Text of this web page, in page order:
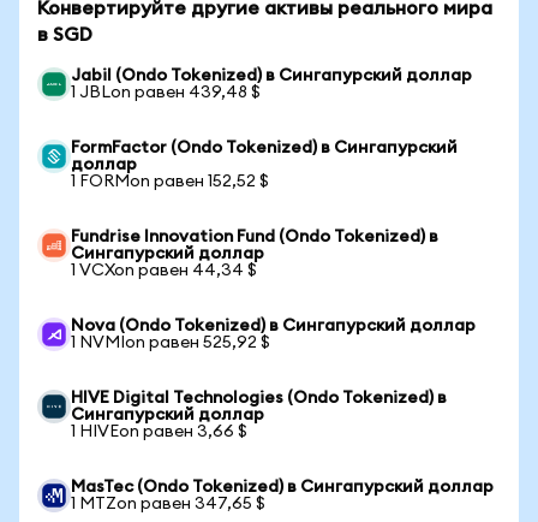
Конвертируйте другие активы реального мира
в SGD
Jabil (Ondo Tokenized) в Сингапурский доллар
1 JBLon равен 439,48 $
FormFactor (Ondo Tokenized) в Сингапурский
доллар
1 FORMon равен 152,52 $
Fundrise Innovation Fund (Ondo Tokenized) в
Сингапурский доллар
1 VCXon равен 44,34 $
Nova (Ondo Tokenized) в Сингапурский доллар
1 NVMIon равен 525,92 $
HIVE Digital Technologies (Ondo Tokenized) в
Сингапурский доллар
1 HIVEon равен 3,66 $
MasTec (Ondo Tokenized) в Сингапурский доллар
1 MTZon равен 347,65 $